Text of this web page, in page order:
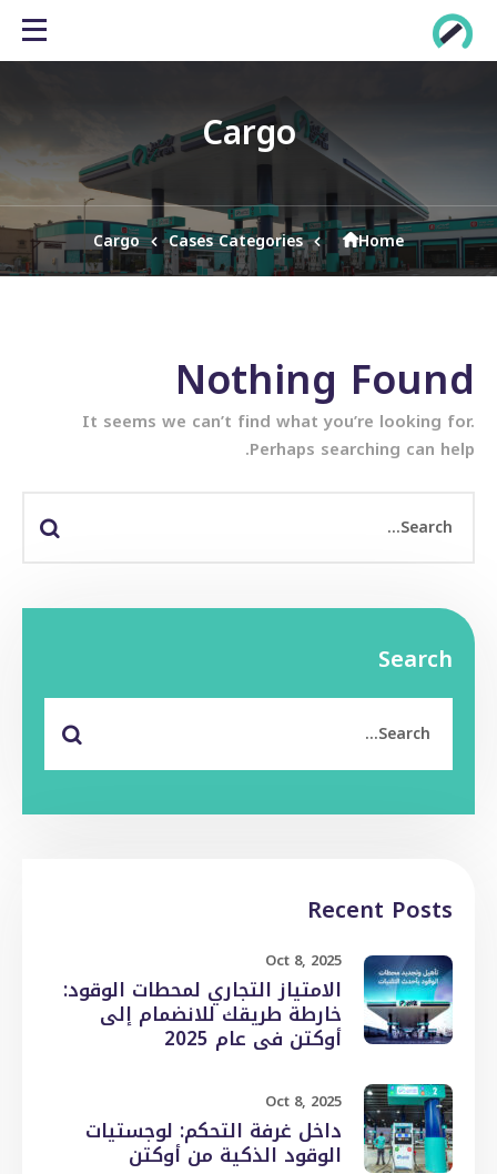
Cargo
Home
Cases Categories
Cargo
Nothing Found
It seems we can’t find what you’re looking for.
Perhaps searching can help.
Search
Recent Posts
Oct 8, 2025
الامتياز التجاري لمحطات الوقود:
خارطة طريقك للانضمام إلى
أوكتن في عام 2025
Oct 8, 2025
داخل غرفة التحكم: لوجستيات
الوقود الذكية من أوكتن